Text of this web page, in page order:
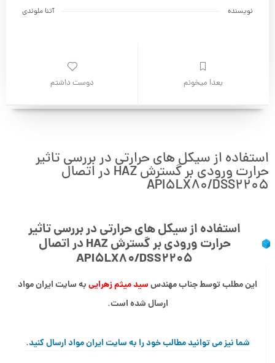
نویسنده
آتنا ملوندی
بعدا میخونم دوست داشتم
استفاده از سیکل های حرارتی در بررسی تاثیر
حرارت ورودی بر گسترش HAZ در اتصال
API5LX80/DSS2205
استفاده از سیکل های حرارتی در بررسی تاثیر
حرارت ورودی بر گسترش HAZ در اتصال
API5LX80/DSS2205
این مطلب توسط جناب مهندسسید میثم زهراییبه سایت ایران مواد
ارسال شده است.
شما نیز می توانید مطالب خود را به سایت ایران مواد ارسال کنید.